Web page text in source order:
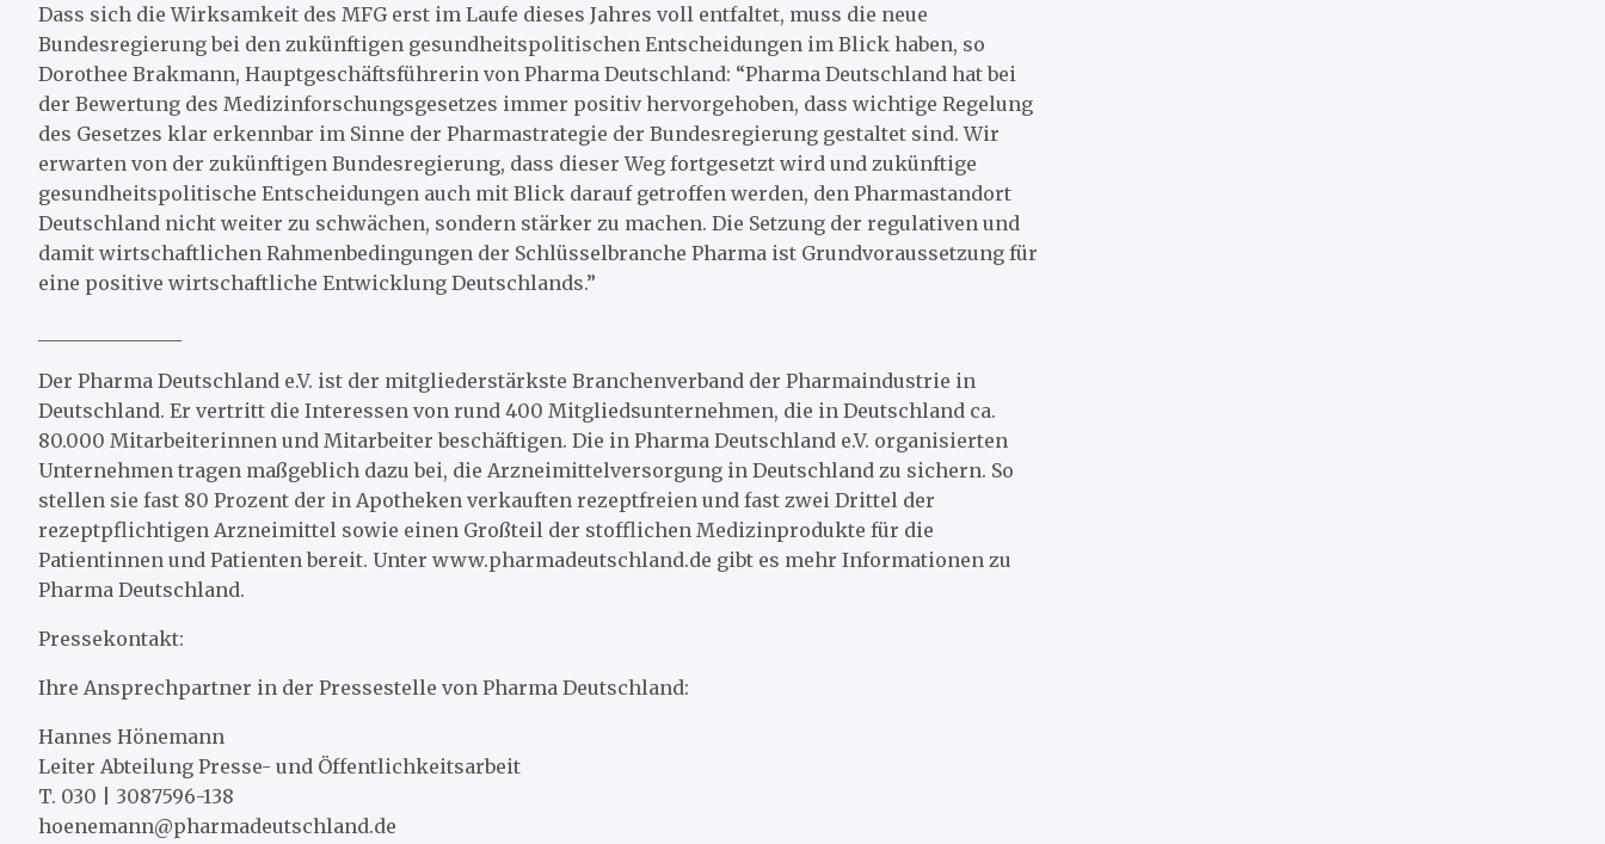
Dass sich die Wirksamkeit des MFG erst im Laufe dieses Jahres voll entfaltet, muss die neue
Bundesregierung bei den zukünftigen gesundheitspolitischen Entscheidungen im Blick haben, so
Dorothee Brakmann, Hauptgeschäftsführerin von Pharma Deutschland: “Pharma Deutschland hat bei
der Bewertung des Medizinforschungsgesetzes immer positiv hervorgehoben, dass wichtige Regelung
des Gesetzes klar erkennbar im Sinne der Pharmastrategie der Bundesregierung gestaltet sind. Wir
erwarten von der zukünftigen Bundesregierung, dass dieser Weg fortgesetzt wird und zukünftige
gesundheitspolitische Entscheidungen auch mit Blick darauf getroffen werden, den Pharmastandort
Deutschland nicht weiter zu schwächen, sondern stärker zu machen. Die Setzung der regulativen und
damit wirtschaftlichen Rahmenbedingungen der Schlüsselbranche Pharma ist Grundvoraussetzung für
eine positive wirtschaftliche Entwicklung Deutschlands.”
Der Pharma Deutschland e.V. ist der mitgliederstärkste Branchenverband der Pharmaindustrie in
Deutschland. Er vertritt die Interessen von rund 400 Mitgliedsunternehmen, die in Deutschland ca.
80.000 Mitarbeiterinnen und Mitarbeiter beschäftigen. Die in Pharma Deutschland e.V. organisierten
Unternehmen tragen maßgeblich dazu bei, die Arzneimittelversorgung in Deutschland zu sichern. So
stellen sie fast 80 Prozent der in Apotheken verkauften rezeptfreien und fast zwei Drittel der
rezeptpflichtigen Arzneimittel sowie einen Großteil der stofflichen Medizinprodukte für die
Patientinnen und Patienten bereit. Unter www.pharmadeutschland.de gibt es mehr Informationen zu
Pharma Deutschland.
Pressekontakt:
Ihre Ansprechpartner in der Pressestelle von Pharma Deutschland:
Hannes Hönemann
Leiter Abteilung Presse- und Öffentlichkeitsarbeit
T. 030 | 3087596-138
hoenemann@pharmadeutschland.de